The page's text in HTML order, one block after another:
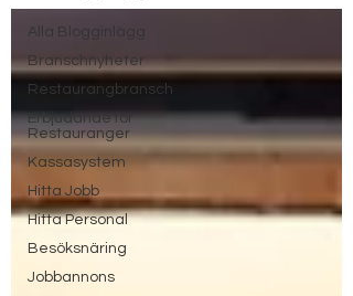
Alla Blogginlägg
Branschnyheter
Restaurangbransch
Erbjudande för
Restauranger
Kassasystem
Hitta Jobb
Hitta Personal
Besöksnäring
Jobbannons